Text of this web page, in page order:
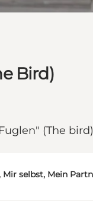
Bird)
(The
Mir selbst, Mein